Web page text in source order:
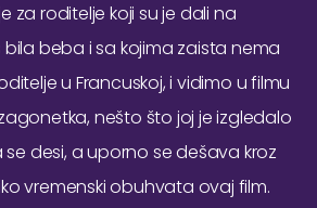
za roditelje koji su je dali na
beba i sa kojima zaista nema
u Francuskoj, i vidimo u filmu
nešto što joj je izgledalo
desi, a uporno se dešava kroz
vremenski obuhvata ovaj film.